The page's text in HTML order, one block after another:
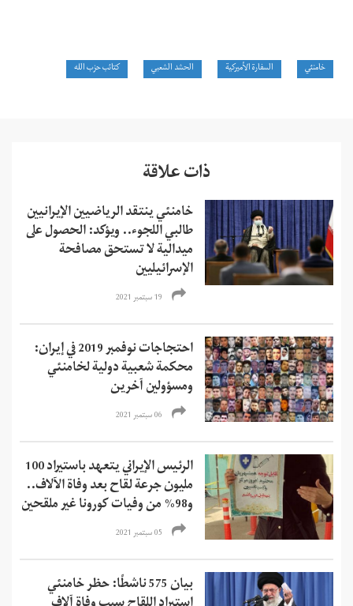
خامنئي السفارة الأميركية الحشد الشعبي كتائب حزب الله
ذات علاقة
خامنئي ينتقد الرياضيين الإيرانيين
طالبي اللجوء.. ويؤكد: الحصول على
ميدالية لا تستحق مصافحة
الإسرائيليين
19 سبتمبر 2021
احتجاجات نوفمبر 2019 في إيران:
محكمة شعبية دولية لخامنئي
ومسؤولين آخرين
06 سبتمبر 2021
الرئيس الإيراني يتعهد باستيراد 100
مليون جرعة لقاح بعد وفاة الآلاف..
و98% من وفيات كورونا غير ملقحين
05 سبتمبر 2021
بيان 575 ناشطًا: حظر خامنئي